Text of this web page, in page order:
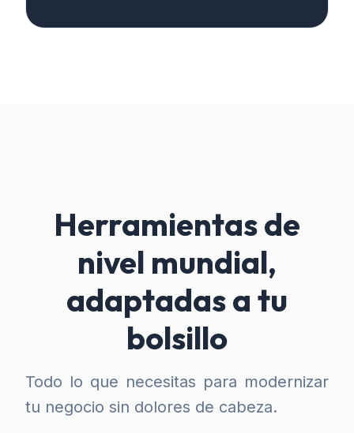
Herramientas de
nivel mundial,
adaptadas a tu
bolsillo
Todo lo que necesitas para modernizar
tu negocio sin dolores de cabeza.